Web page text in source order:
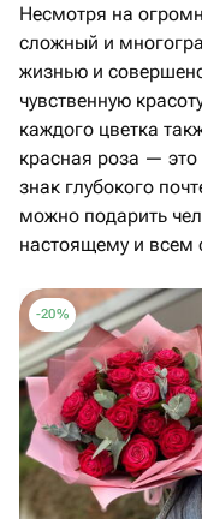
Несмотря на
сложный и
жизнью и
чувственную
каждого цветка
красная роза —
знак глубокого
можно подарить
настоящему и всем
-20%